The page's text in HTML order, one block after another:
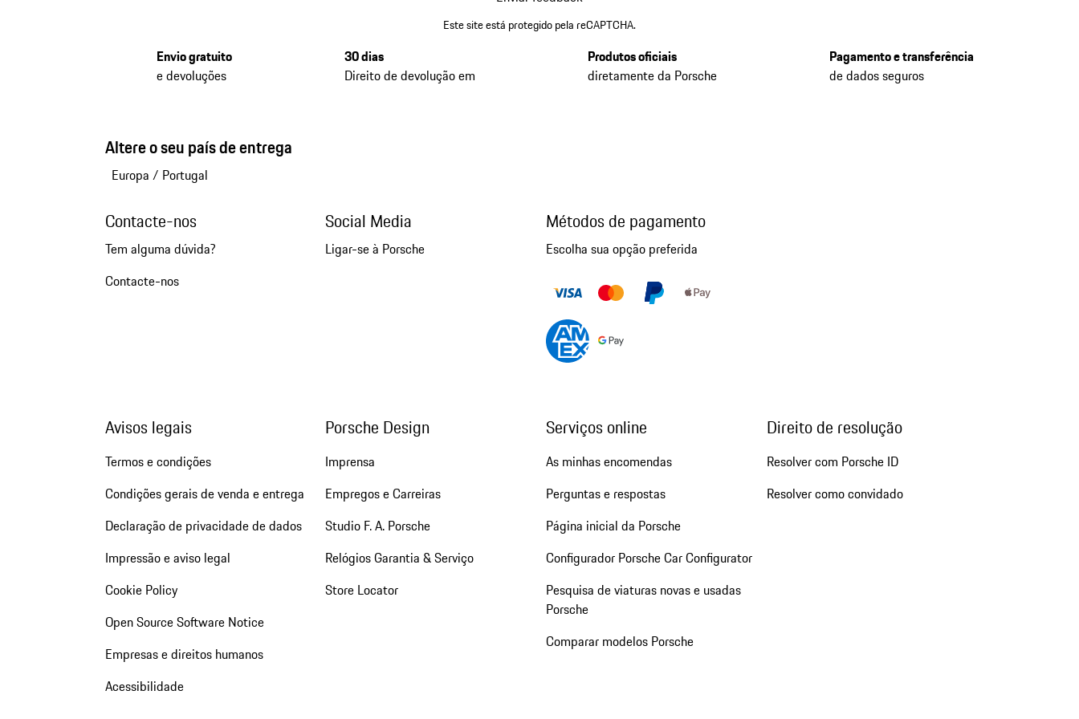
Este site está protegido pela reCAPTCHA.
Envio gratuito
e devoluções
30 dias
Direito de devolução em
Produtos oficiais
diretamente da Porsche
Pagamento e transferência
de dados seguros
Altere o seu país de entrega
Europa / Portugal
Contacte-nos
Tem alguma dúvida?
Contacte-nos
Social Media
Ligar-se à Porsche
Métodos de pagamento
Escolha sua opção preferida
Avisos legais
Termos e condições
Condições gerais de venda e entrega
Declaração de privacidade de dados
Impressão e aviso legal
Cookie Policy
Open Source Software Notice
Empresas e direitos humanos
Acessibilidade
Porsche Design
Imprensa
Empregos e Carreiras
Studio F. A. Porsche
Relógios Garantia & Serviço
Store Locator
Serviços online
As minhas encomendas
Perguntas e respostas
Página inicial da Porsche
Configurador Porsche Car Configurator
Pesquisa de viaturas novas e usadas
Porsche
Comparar modelos Porsche
Direito de resolução
Resolver com Porsche ID
Resolver como convidado